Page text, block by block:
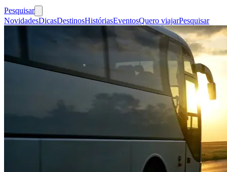
Pesquisar
NovidadesDicasDestinosHistóriasEventosQuero viajarPesquisar